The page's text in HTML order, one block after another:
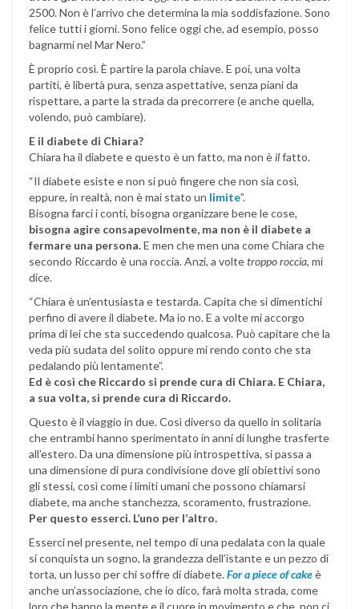
2500. Non è l’arrivo che determina la mia soddisfazione. Sono
felice tutti i giorni. Sono felice oggi che, ad esempio, posso
bagnarmi nel Mar Nero.”
È proprio così. È partire la parola chiave. E poi, una volta
partiti, è libertà pura, senza aspettative, senza piani da
rispettare, a parte la strada da precorrere (e anche quella,
volendo, può cambiare).
E il diabete di Chiara?
Chiara ha il diabete e questo è un fatto, ma non èilfatto.
“Il diabete esiste e non si può fingere che non sia così,
eppure, in realtà, non è mai stato un limite”.
Bisogna farci i conti, bisogna organizzare bene le cose,
bisogna agire consapevolmente, ma non è il diabete a
fermare una persona.E men che men una come Chiara che
secondo Riccardo è una roccia. Anzi, a voltetroppo roccia, mi
dice.
“Chiara è un’entusiasta e testarda. Capita che si dimentichi
perfino di avere il diabete. Ma io no. E a volte mi accorgo
prima di lei che sta succedendo qualcosa. Può capitare che la
veda più sudata del solito oppure mi rendo conto che sta
pedalando più lentamente”.
Ed è così che Riccardo si prende cura di Chiara. E Chiara,
a sua volta, si prende cura di Riccardo.
Questo è il viaggio in due. Così diverso da quello in solitaria
che entrambi hanno sperimentato in anni di lunghe trasferte
all’estero. Da una dimensione più introspettiva, si passa a
una dimensione di pura condivisione dove gli obiettivi sono
gli stessi, così come i limiti umani che possono chiamarsi
diabete, ma anche stanchezza, scoramento, frustrazione.
Per questo esserci. L’uno per l’altro.
Esserci nel presente, nel tempo di una pedalata con la quale
si conquista un sogno, la grandezza dell’istante e un pezzo di
torta, un lusso per chi soffre di diabete.For a piece of cakeè
anche un’associazione, che io dico, farà molta strada, come